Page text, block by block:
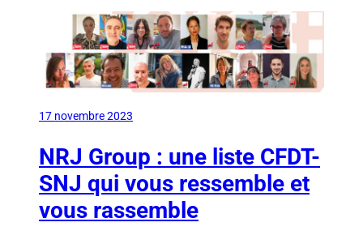
17 novembre 2023
NRJ Group : une liste CFDT-
SNJ qui vous ressemble et
vous rassemble